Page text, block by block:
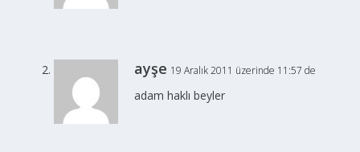
ayşe 19 Aralık 2011 üzerinde 11:57 de
adam haklı beyler